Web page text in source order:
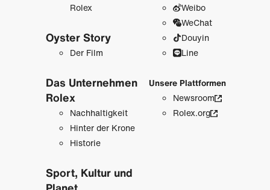
Rolex
Oyster Story
Der Film
Das Unternehmen
Rolex
Nachhaltigkeit
Hinter der Krone
Historie
Sport, Kultur und
Weibo
WeChat
Douyin
Line
Unsere Plattformen
Newsroom
Rolex.org